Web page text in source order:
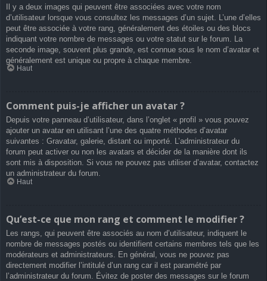
Il y a deux images qui peuvent être associées avec votre nom
d’utilisateur lorsque vous consultez les messages d’un sujet. L’une d’elles
peut être associée à votre rang, généralement des étoiles ou des blocs
indiquant votre nombre de messages ou votre statut sur le forum. La
seconde image, souvent plus grande, est connue sous le nom d’avatar et
généralement est unique ou propre à chaque membre.
Haut
Comment puis-je afficher un avatar ?
Depuis votre panneau d’utilisateur, dans l’onglet « profil » vous pouvez
ajouter un avatar en utilisant l’une des quatre méthodes d’avatar
suivantes : Gravatar, galerie, distant ou importé. L’administrateur du
forum peut activer ou non les avatars et décider de la manière dont ils
sont mis à disposition. Si vous ne pouvez pas utiliser d’avatar, contactez
un administrateur du forum.
Haut
Qu’est-ce que mon rang et comment le modifier ?
Les rangs, qui peuvent être associés au nom d’utilisateur, indiquent le
nombre de messages postés ou identifient certains membres tels que les
modérateurs et administrateurs. En général, vous ne pouvez pas
directement modifier l’intitulé d’un rang car il est paramétré par
l’administrateur du forum. Évitez de poster des messages sur le forum